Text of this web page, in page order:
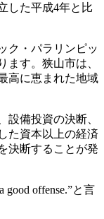
した平成4年と比
ク・パラリンピッ
ます。狭山市は、
高に恵まれた地域
設備投資の決断、
た資本以上の経済
決断することが発
good offense.”と言